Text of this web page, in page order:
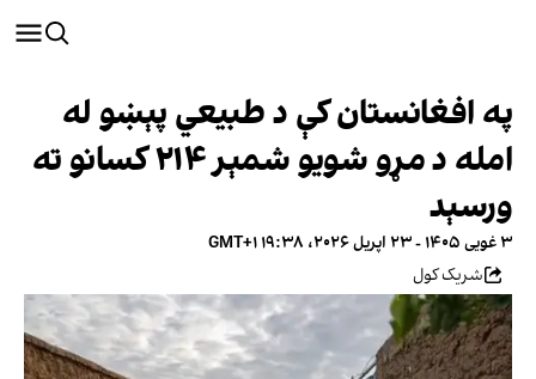
په افغانستان کې د طبیعي پېښو له
امله د مړو شویو شمېر ۲۱۴ کسانو ته
ورسېد
۳ غویی ۱۴۰۵ - ۲۳ اپریل ۲۰۲۶، ۱۹:۳۸ GMT+۱
شریک کول